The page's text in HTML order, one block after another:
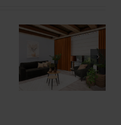
Jak
urządzić
mały salon
w bloku?